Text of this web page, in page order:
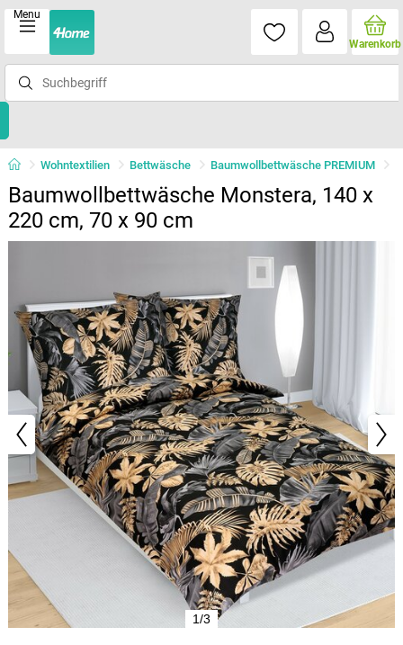
Menu
Warenkorb
Wohntextilien Bettwäsche Baumwollbettwäsche PREMIUM
Baumwollbettwäsche Monstera, 140 x
220 cm, 70 x 90 cm
1/3